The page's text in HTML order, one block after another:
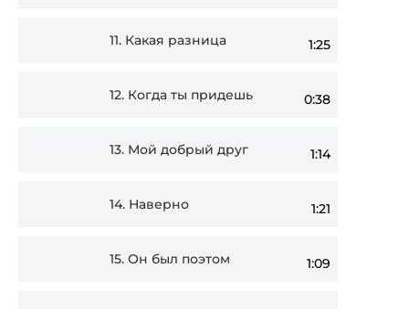
11. Какая разница 1:25
12. Когда ты придешь 0:38
13. Мой добрый друг 1:14
14. Наверно 1:21
15. Он был поэтом 1:09